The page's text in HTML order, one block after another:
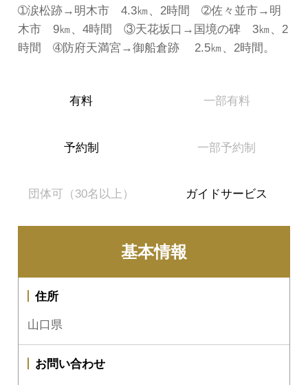
➀涙松跡→明木市 4.3㎞、2時間 ➁佐々並市→明
木市 9㎞、4時間 ③天花坂口→国境の碑 3㎞、2
時間 ➃防府天満宮→御船倉跡 2.5㎞、2時間。
有料 一部有料
予約制 一部予約制
団体可（30名以上） ガイドサービス
基本情報
住所
山口県
お問い合わせ